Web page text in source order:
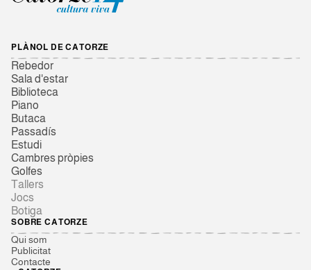
PLÀNOL DE CATORZE
Rebedor
Sala d'estar
Biblioteca
Piano
Butaca
Passadís
Estudi
Cambres pròpies
Golfes
Tallers
Jocs
Botiga
SOBRE CATORZE
Qui som
Publicitat
Contacte